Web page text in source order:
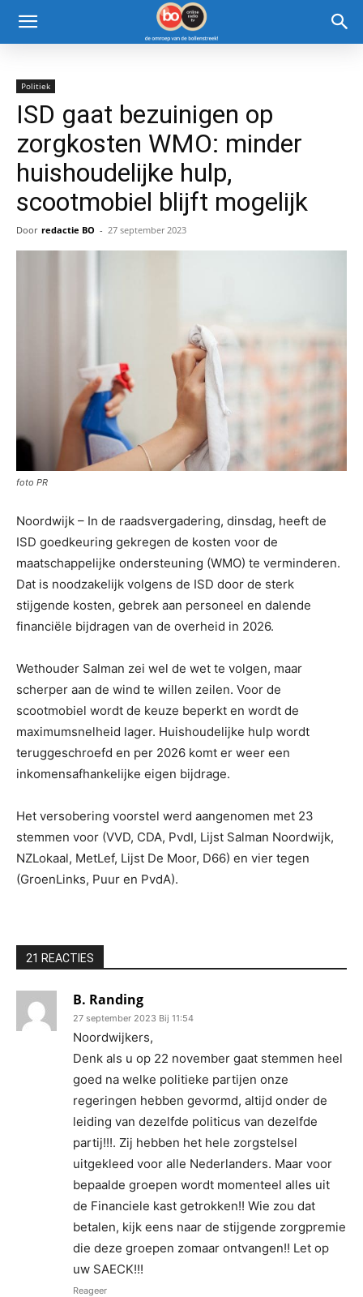
Politiek
ISD gaat bezuinigen op
zorgkosten WMO: minder
huishoudelijke hulp,
scootmobiel blijft mogelijk
Door redactie BO - 27 september 2023
foto PR
Noordwijk – In de raadsvergadering, dinsdag, heeft de
ISD goedkeuring gekregen de kosten voor de
maatschappelijke ondersteuning (WMO) te verminderen.
Dat is noodzakelijk volgens de ISD door de sterk
stijgende kosten, gebrek aan personeel en dalende
financiële bijdragen van de overheid in 2026.
Wethouder Salman zei wel de wet te volgen, maar
scherper aan de wind te willen zeilen. Voor de
scootmobiel wordt de keuze beperkt en wordt de
maximumsnelheid lager. Huishoudelijke hulp wordt
teruggeschroefd en per 2026 komt er weer een
inkomensafhankelijke eigen bijdrage.
Het versobering voorstel werd aangenomen met 23
stemmen voor (VVD, CDA, PvdI, Lijst Salman Noordwijk,
NZLokaal, MetLef, Lijst De Moor, D66) en vier tegen
(GroenLinks, Puur en PvdA).
21 REACTIES
B. Randing
27 september 2023 Bij 11:54
Noordwijkers,
Denk als u op 22 november gaat stemmen heel
goed na welke politieke partijen onze
regeringen hebben gevormd, altijd onder de
leiding van dezelfde politicus van dezelfde
partij!!!. Zij hebben het hele zorgstelsel
uitgekleed voor alle Nederlanders. Maar voor
bepaalde groepen wordt momenteel alles uit
de Financiele kast getrokken!! Wie zou dat
betalen, kijk eens naar de stijgende zorgpremie
die deze groepen zomaar ontvangen!! Let op
uw SAECK!!!
Reageer